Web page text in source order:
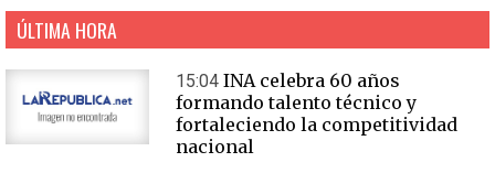
ÚLTIMA HORA
15:04 INA celebra 60 años
formando talento técnico y
fortaleciendo la competitividad
nacional